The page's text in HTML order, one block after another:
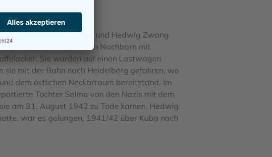
die Witwen Flora Zwang und Hedwig Zwang
wurden aber auch von Nachbarn mit
Sie wurden auf einen Lastwagen
mit der Bahn nach Heidelberg gefahren, wo
dem östlichen Neckarraum bereitstand. Im
Tochter Selma von den Nazis mit dem
am 31. August 1942 zu Tode kamen. Hedwig
war es gelungen, 1941/42 über Kuba nach